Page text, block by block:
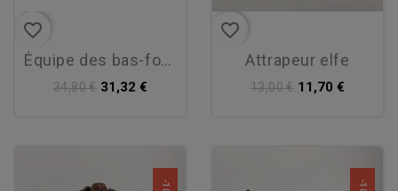
favorite_border
équipe des bas-fonds –...
34,80 € 31,32 €
favorite_border
attrapeur elfe
13,00 € 11,70 €